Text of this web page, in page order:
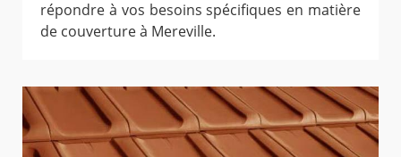
répondre à vos besoins spécifiques en matière
de couverture à Mereville.